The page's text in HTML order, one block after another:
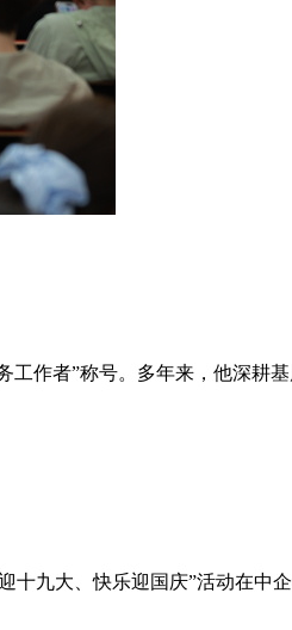
作者”称号。多年来，他深耕基
十九大、快乐迎国庆”活动在中